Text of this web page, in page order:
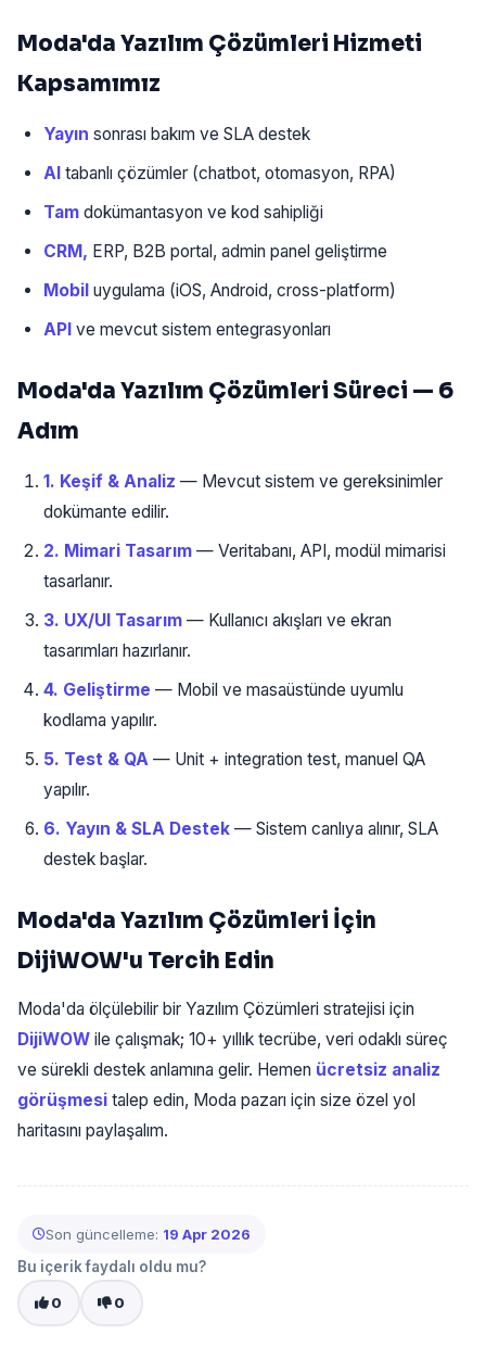
Moda'da Yazılım Çözümleri Hizmeti
Kapsamımız
Yayın sonrası bakım ve SLA destek
AI tabanlı çözümler (chatbot, otomasyon, RPA)
Tam dokümantasyon ve kod sahipliği
CRM, ERP, B2B portal, admin panel geliştirme
Mobil uygulama (iOS, Android, cross-platform)
API ve mevcut sistem entegrasyonları
Moda'da Yazılım Çözümleri Süreci — 6
Adım
1. Keşif & Analiz — Mevcut sistem ve gereksinimler
dokümante edilir.
2. Mimari Tasarım — Veritabanı, API, modül mimarisi
tasarlanır.
3. UX/UI Tasarım — Kullanıcı akışları ve ekran
tasarımları hazırlanır.
4. Geliştirme — Mobil ve masaüstünde uyumlu
kodlama yapılır.
5. Test & QA — Unit + integration test, manuel QA
yapılır.
6. Yayın & SLA Destek — Sistem canlıya alınır, SLA
destek başlar.
Moda'da Yazılım Çözümleri İçin
DijiWOW'u Tercih Edin
Moda'da ölçülebilir bir Yazılım Çözümleri stratejisi için
DijiWOW ile çalışmak; 10+ yıllık tecrübe, veri odaklı süreç
ve sürekli destek anlamına gelir. Hemen ücretsiz analiz
görüşmesi talep edin, Moda pazarı için size özel yol
haritasını paylaşalım.
Son güncelleme: 19 Apr 2026
Bu içerik faydalı oldu mu?
0 0